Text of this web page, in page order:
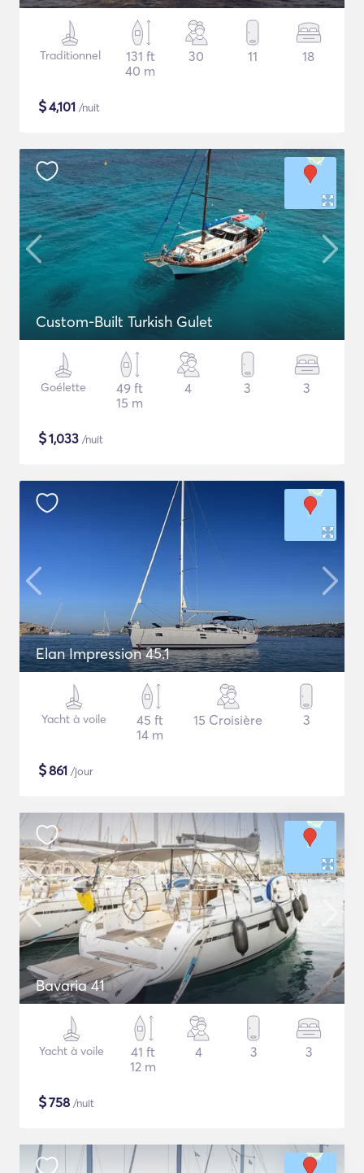
Traditionnel
131 ft
40 m
30 11 18
$4,101 /nuit
Custom-Built Turkish Gulet
Goélette
49 ft
15 m
4 3 3
$1,033 /nuit
Elan Impression 45.1
Yacht à voile
45 ft
14 m
15 Croisière 3
$861 /jour
Bavaria 41
Yacht à voile
41 ft
12 m
4 3 3
$758 /nuit